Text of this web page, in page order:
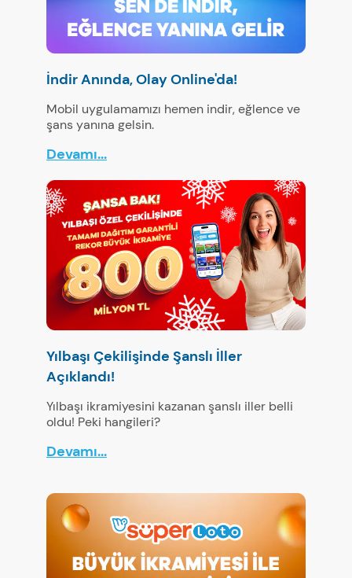
İndir Anında, Olay Online'da!
Mobil uygulamamızı hemen indir, eğlence ve
şans yanına gelsin.
Devamı...
Yılbaşı Çekilişinde Şanslı İller
Açıklandı!
Yılbaşı ikramiyesini kazanan şanslı iller belli
oldu! Peki hangileri?
Devamı...